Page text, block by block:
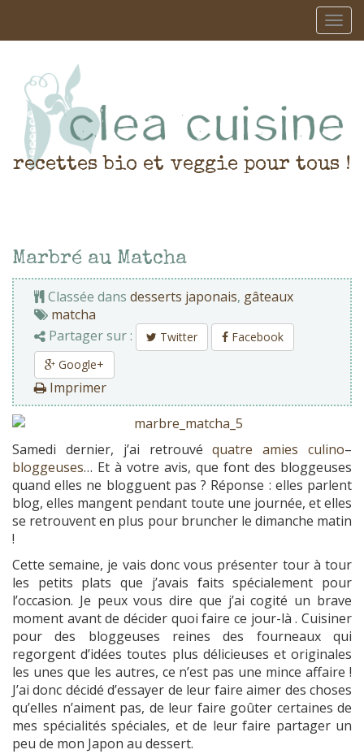
recettes bio et veggie pour tous !
Marbré au Matcha
Classée dans desserts japonais, gâteaux
matcha
Partager sur :
Twitter
Facebook
Google+
Imprimer
Samedi dernier, j’ai retrouvéquatreamiesculino–
bloggeuses… Et à votre avis, que font des bloggeuses
quand elles ne blogguent pas ? Réponse : elles parlent
blog, elles mangent pendant toute une journée, et elles
se retrouvent en plus pour bruncher le dimanche matin
!
Cette semaine, je vais donc vous présenter tour à tour
les petits plats que j’avais faits spécialement pour
l’occasion. Je peux vous dire que j’ai cogité un brave
moment avant de décider quoi faire ce jour-là . Cuisiner
pour des bloggeuses reines des fourneaux qui
regorgent d’idées toutes plus délicieuses et originales
les unes que les autres, ce n’est pas une mince affaire !
J’ai donc décidé d’essayer de leur faire aimer des choses
qu’elles n’aiment pas, de leur faire goûter certaines de
mes spécialités spéciales, et de leur faire partager un
peu de mon Japon au dessert.